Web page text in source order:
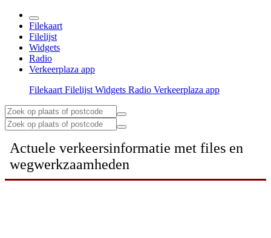
Filekaart
Filelijst
Widgets
Radio
Verkeerplaza app
Filekaart Filelijst Widgets Radio Verkeerplaza app
Actuele verkeersinformatie met files en
wegwerkzaamheden